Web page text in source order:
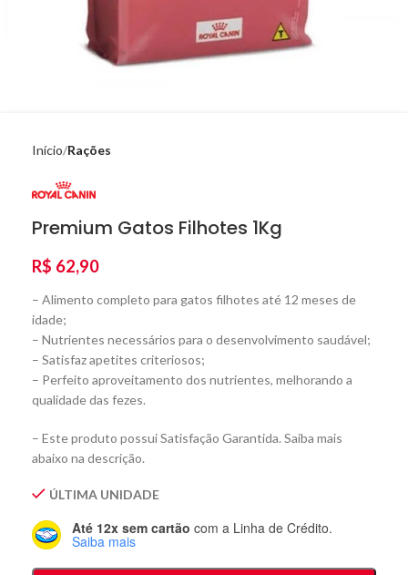
Início Rações
Premium Gatos Filhotes 1Kg
R$ 62,90
– Alimento completo para gatos filhotes até 12 meses de
idade;
– Nutrientes necessários para o desenvolvimento saudável;
– Satisfaz apetites criteriosos;
– Perfeito aproveitamento dos nutrientes, melhorando a
qualidade das fezes.
– Este produto possui Satisfação Garantida. Saiba mais
abaixo na descrição.
ÚLTIMA UNIDADE
Até 12x sem cartão com a Linha de Crédito.
Saiba mais